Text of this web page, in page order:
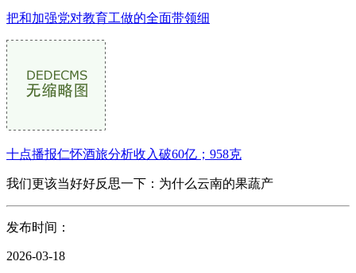
把和加强党对教育工做的全面带领细
十点播报仁怀酒旅分析收入破60亿；958克
我们更该当好好反思一下：为什么云南的果蔬产
发布时间：
2026-03-18